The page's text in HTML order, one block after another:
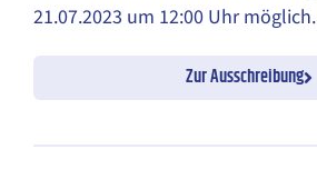
21.07.2023 um 12:00 Uhr möglich.
Zur Ausschreibung